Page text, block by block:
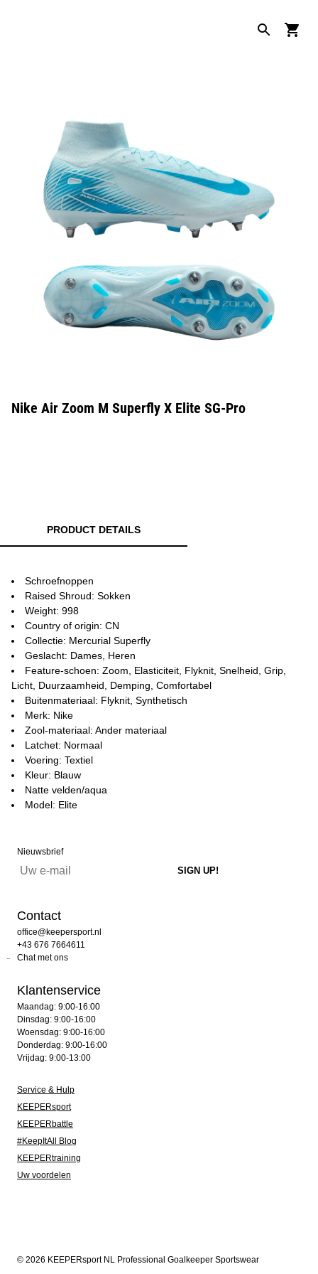
Nike Air Zoom M Superfly X Elite SG-Pro
PRODUCT DETAILS
Schroefnoppen
Raised Shroud: Sokken
Weight: 998
Country of origin: CN
Collectie: Mercurial Superfly
Geslacht: Dames, Heren
Feature-schoen: Zoom, Elasticiteit, Flyknit, Snelheid, Grip,
Licht, Duurzaamheid, Demping, Comfortabel
Buitenmateriaal: Flyknit, Synthetisch
Merk: Nike
Zool-materiaal: Ander materiaal
Latchet: Normaal
Voering: Textiel
Kleur: Blauw
Natte velden/aqua
Model: Elite
Nieuwsbrief
Contact
office@keepersport.nl
+43 676 7664611
Chat met ons
Klantenservice
Maandag: 9:00-16:00
Dinsdag: 9:00-16:00
Woensdag: 9:00-16:00
Donderdag: 9:00-16:00
Vrijdag: 9:00-13:00
Service & Hulp
KEEPERsport
KEEPERbattle
#KeepItAll Blog
KEEPERtraining
Uw voordelen
© 2026 KEEPERsport NL Professional Goalkeeper Sportswear